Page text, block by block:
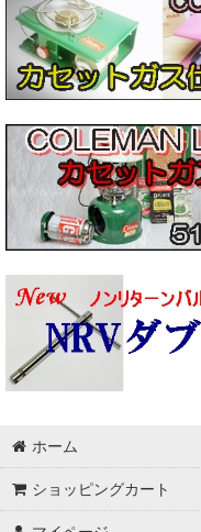
ホーム
ショッピングカート